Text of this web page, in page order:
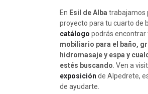
En Esil de Alba trabajamos
proyecto para tu cuarto de
catálogo podrás encontrar
mobiliario para el baño,
hidromasaje y espa y
estés buscando . Ven a
exposición de Alpedrete,
de ayudarte.